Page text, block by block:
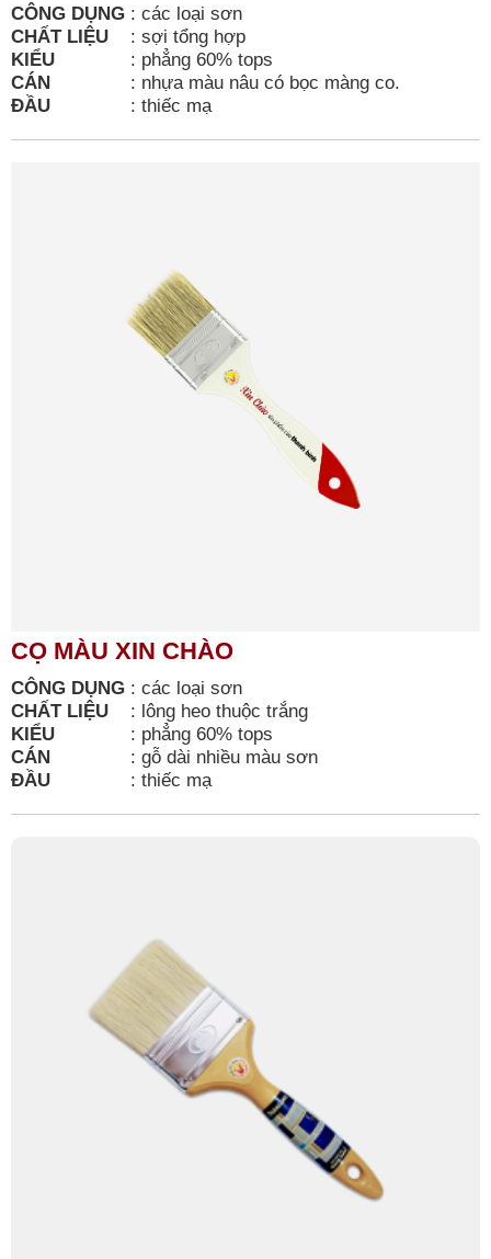
CÔNG DỤNG : các loại sơn
CHẤT LIỆU
: sợi tổng hợp
KIỂU
: phẳng 60% tops
CÁN
: nhựa màu nâu có bọc màng co.
ĐẦU
: thiếc mạ
CỌ MÀU XIN CHÀO
CÔNG DỤNG : các loại sơn
CHẤT LIỆU
: lông heo thuộc trắng
KIỂU
: phẳng 60% tops
CÁN
: gỗ dài nhiều màu sơn
ĐẦU
: thiếc mạ